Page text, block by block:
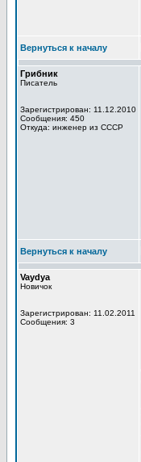
Вернуться к началу
Грибник
Писатель
Зарегистрирован: 11.12.2010
Сообщения: 450
Откуда: инженер из СССР
Вернуться к началу
Vaydya
Новичок
Зарегистрирован: 11.02.2011
Сообщения: 3